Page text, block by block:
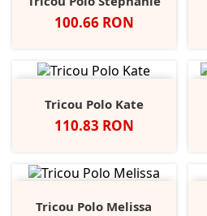
Pret
100.66 RON
Tricou Polo Kate
Pret
110.83 RON
Tricou Polo Melissa